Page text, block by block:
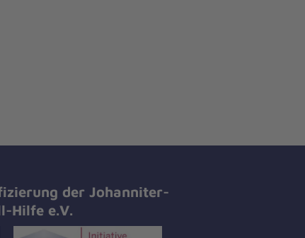
der Johanniter-
Hilfe e.V.